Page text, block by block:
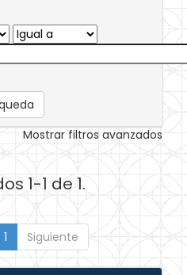
Mostrar filtros avanzados
1-1 de 1.
1 Siguiente